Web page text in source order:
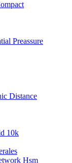
Preassure
Distance
10k
Hsm